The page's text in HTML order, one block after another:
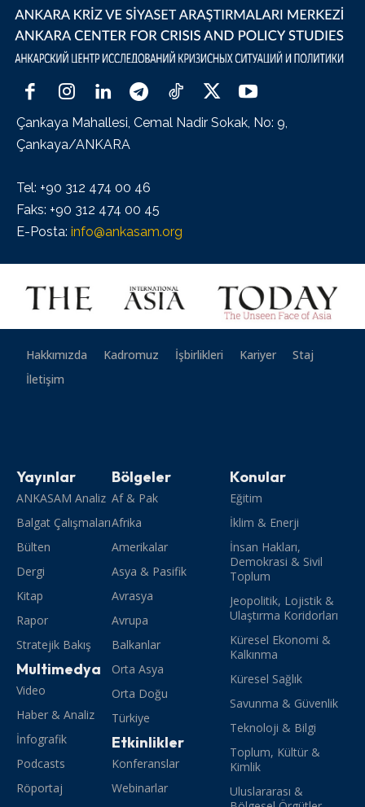
Çankaya Mahallesi, Cemal Nadir Sokak, No: 9,
Çankaya/ANKARA
Tel: +90 312 474 00 46
Faks: +90 312 474 00 45
E-Posta: info@ankasam.org
Hakkımızda Kadromuz İşbirlikleri Kariyer
Staj
İletişim
Yayınlar
ANKASAM Analiz
Balgat Çalışmaları
Bülten
Dergi
Kitap
Rapor
Stratejik Bakış
Multimedya
Video
Haber & Analiz
İnfografik
Podcasts
Röportaj
Bölgeler
Af & Pak
Afrika
Amerikalar
Asya & Pasifik
Avrasya
Avrupa
Balkanlar
Orta Asya
Orta Doğu
Türkiye
Etkinlikler
Konferanslar
Webinarlar
Konular
Eğitim
İklim & Enerji
İnsan Hakları,
Demokrasi & Sivil
Toplum
Jeopolitik, Lojistik &
Ulaştırma Koridorları
Küresel Ekonomi &
Kalkınma
Küresel Sağlık
Savunma & Güvenlik
Teknoloji & Bilgi
Toplum, Kültür &
Kimlik
Uluslararası &